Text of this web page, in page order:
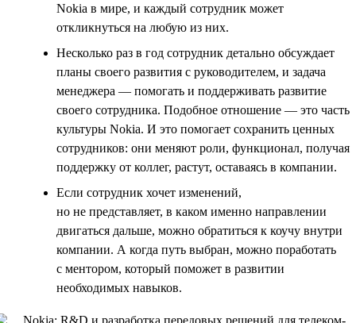
Nokia в мире, и каждый сотрудник может
откликнуться на любую из них.
Несколько раз в год сотрудник детально обсуждает
планы своего развития с руководителем, и задача
менеджера — помогать и поддерживать развитие
своего сотрудника. Подобное отношение — это часть
культуры Nokia. И это помогает сохранить ценных
сотрудников: они меняют роли, функционал, получая
поддержку от коллег, растут, оставаясь в компании.
Если сотрудник хочет изменений,
но не представляет, в каком именно направлении
двигаться дальше, можно обратиться к коучу внутри
компании. А когда путь выбран, можно поработать
с ментором, который поможет в развитии
необходимых навыков.